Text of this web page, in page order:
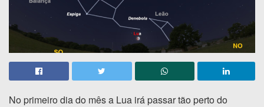
No primeiro dia do mês a Lua irá passar tão perto do